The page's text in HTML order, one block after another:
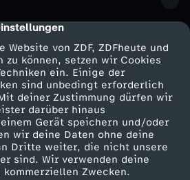
von ZDF, ZDFheute und
zu können, setzen wir Cookies
ein. Einige der
sind unbedingt erforderlich
deiner Zustimmung dürfen wir
darüber hinaus
Gerät speichern und/oder
wir deine Daten ohne deine
Dritte weiter, die nicht unsere
sind. Wir verwenden deine
Zwecken.
Service
ZDFmitreden
Kontakt zum ZDF
Tickets